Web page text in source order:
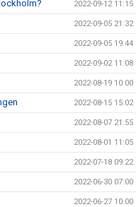
2022-09-12 11:15
2022-09-05 21:32
2022-09-05 19:44
2022-09-02 11:08
2022-08-19 10:00
2022-08-15 15:02
2022-08-07 21:55
2022-08-01 11:05
2022-07-18 09:22
2022-06-30 07:00
2022-06-27 10:00